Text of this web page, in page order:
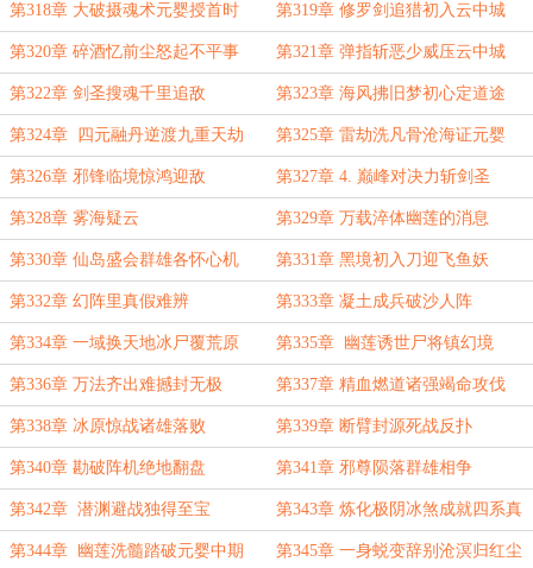
第318章 大破摄魂术元婴授首时 第319章 修罗剑追猎初入云中城
第320章 碎酒忆前尘怒起不平事 第321章 弹指斩恶少威压云中城
第322章 剑圣搜魂千里追敌 第323章 海风拂旧梦初心定道途
第324章 四元融丹逆渡九重天劫 第325章 雷劫洗凡骨沧海证元婴
第326章 邪锋临境惊鸿迎敌 第327章 4. 巅峰对决力斩剑圣
第328章 雾海疑云 第329章 万载淬体幽莲的消息
第330章 仙岛盛会群雄各怀心机 第331章 黑境初入刀迎飞鱼妖
第332章 幻阵里真假难辨 第333章 凝土成兵破沙人阵
第334章 一域换天地冰尸覆荒原 第335章 幽莲诱世尸将镇幻境
第336章 万法齐出难撼封无极 第337章 精血燃道诸强竭命攻伐
第338章 冰原惊战诸雄落败 第339章 断臂封源死战反扑
第340章 勘破阵机绝地翻盘 第341章 邪尊陨落群雄相争
第342章 潜渊避战独得至宝 第343章 炼化极阴冰煞成就四系真
第344章 幽莲洗髓踏破元婴中期 第345章 一身蜕变辞别沧溟归红尘